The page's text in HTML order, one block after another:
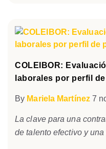
COLEIBOR:
laborales por perfil
By Mariela Martínez 7
La clave para una
de talento efectivo y